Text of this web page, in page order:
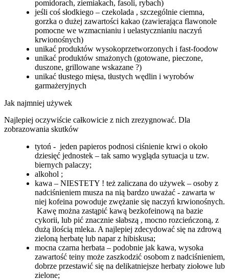
pomidorach, ziemiakach, fasoli, rybach)
jeśli coś słodkiego – czekolada , szczególnie ciemna,
gorzka o dużej zawartości kakao (zawierająca flawonole
pomocne we wzmacnianiu i uelastycznianiu naczyń
krwionośnych)
unikać produktów wysokoprzetworzonych i fast-foodow
unikać produktów smażonych (gotowane, pieczone,
duszone, grillowane wskazane ?)
unikać tłustego mięsa, tłustych wędlin i wyrobów
garmażeryjnych
Jak najmniej używek
Najlepiej oczywiście całkowicie z nich zrezygnować. Dla
zobrazowania skutków
tytoń - jeden papieros podnosi ciśnienie krwi o około
dziesięć jednostek – tak samo wygląda sytuacja u tzw.
biernych palaczy;
alkohol ;
kawa – NIESTETY ! też zaliczana do używek – osoby z
nadciśnieniem musza na nią bardzo uważać - zawarta w
niej kofeina powoduje zwężanie się naczyń krwionośnych.
Kawę można zastąpić kawą bezkofeinową na bazie
cykorii, lub pić znacznie słabszą , mocno rozcieńczoną, z
dużą ilością mleka. A najlepiej zdecydować się na zdrową
zieloną herbatę lub napar z hibiskusa;
mocna czarna herbata – podobnie jak kawa, wysoka
zawartość teiny może zaszkodzić osobom z nadciśnieniem,
dobrze przestawić się na delikatniejsze herbaty ziołowe lub
zielone;